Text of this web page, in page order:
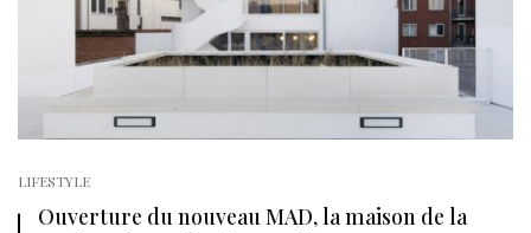
LIFESTYLE
Ouverture du nouveau MAD, la maison de la